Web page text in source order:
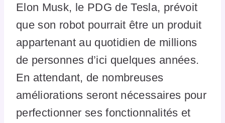
Elon Musk, le PDG de Tesla, prévoit
que son robot pourrait être un produit
appartenant au quotidien de millions
de personnes d’ici quelques années.
En attendant, de nombreuses
améliorations seront nécessaires pour
perfectionner ses fonctionnalités et